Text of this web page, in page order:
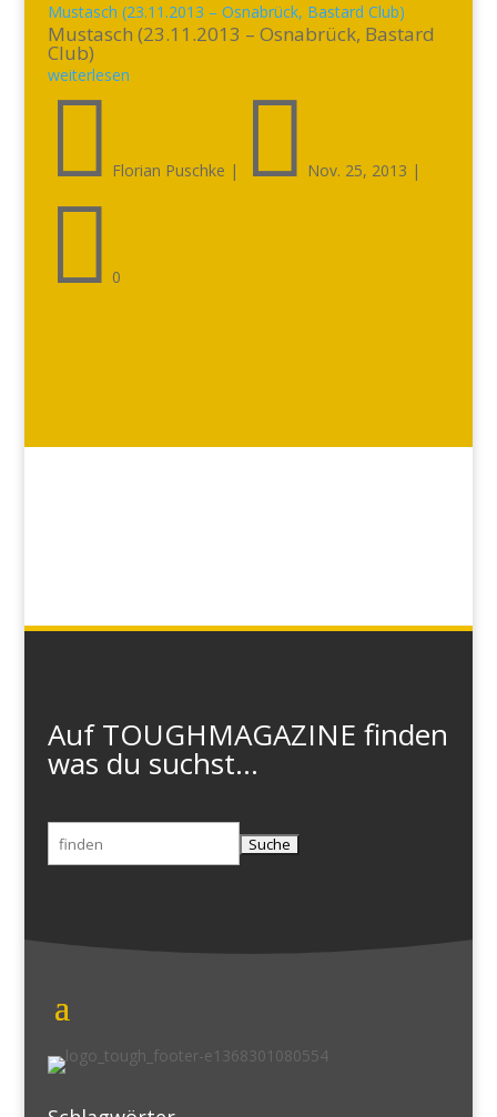
Mustasch (23.11.2013 – Osnabrück, Bastard Club)
Mustasch (23.11.2013 – Osnabrück, Bastard
Club)
weiterlesen
 Florian Puschke |  Nov. 25, 2013 |
 0
Auf TOUGHMAGAZINE finden
was du suchst...
Suchen
nach: